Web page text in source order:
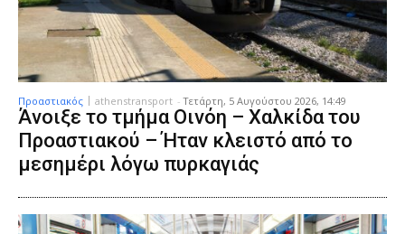
Προαστιακός athenstransport - Τετάρτη, 5 Αυγούστου 2026, 14:49
Άνοιξε το τμήμα Οινόη – Χαλκίδα του
Προαστιακού – Ήταν κλειστό από το
μεσημέρι λόγω πυρκαγιάς